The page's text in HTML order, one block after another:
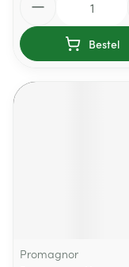
Bestel
Promagnor